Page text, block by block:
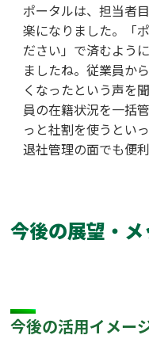
ポータルは、担当者
楽になりました。「
ださい」で済むよう
ましたね。従業員か
くなったという声を
員の在籍状況を一括
っと社割を使うとい
退社管理の面でも便
今後の展望・
今後の活用イメー